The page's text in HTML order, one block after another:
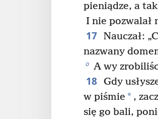
pieniądze, a
I nie pozwalał
17 Nauczał:
nazwany
o A wy
18 Gdy
w piśmie * ,
się go bali,